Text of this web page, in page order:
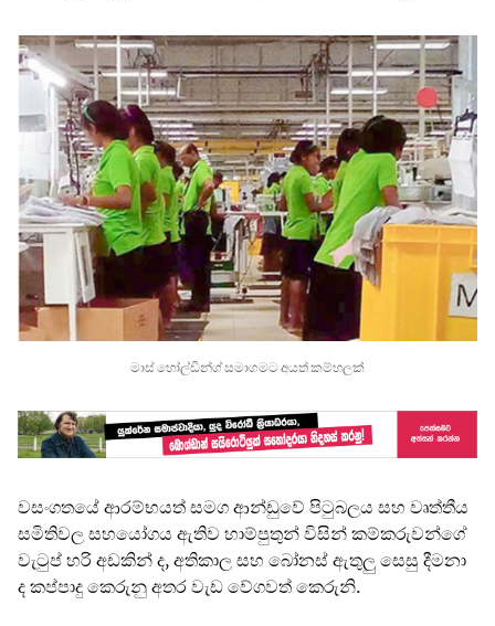
මාස් හෝල්ඩින්ග් සමාගමට අයත් කම්හලක්
වසංගතයේ ආරම්භයත් සමග ආන්ඩුවේ පිටුබලය සහ වෘත්තීය
සමිතිවල සහයෝගය ඇතිව හාම්පුතුන් විසින් කම්කරුවන්ගේ
වැටුප් හරි අඩකින් ද, අතිකාල සහ බෝනස් ඇතුලු සෙසු දීමනා
ද කප්පාදු කෙරුනු අතර වැඩ වේගවත් කෙරුනි.